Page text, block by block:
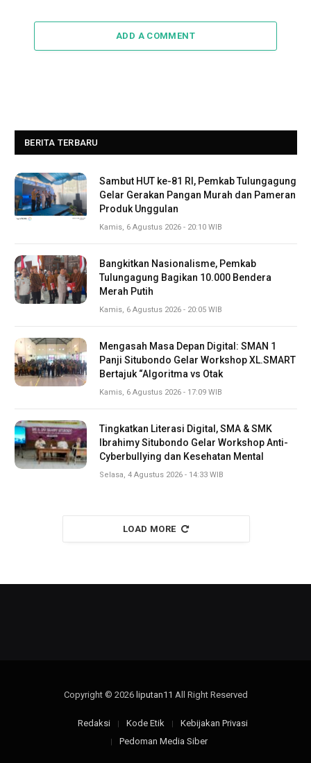
ADD A COMMENT
BERITA TERBARU
Sambut HUT ke-81 RI, Pemkab Tulungagung
Gelar Gerakan Pangan Murah dan Pameran
Produk Unggulan
Kamis, 6 Agustus 2026 - 20:10 WIB
Bangkitkan Nasionalisme, Pemkab
Tulungagung Bagikan 10.000 Bendera
Merah Putih
Kamis, 6 Agustus 2026 - 20:05 WIB
Mengasah Masa Depan Digital: SMAN 1
Panji Situbondo Gelar Workshop XL.SMART
Bertajuk “Algoritma vs Otak
Kamis, 6 Agustus 2026 - 17:09 WIB
Tingkatkan Literasi Digital, SMA & SMK
Ibrahimy Situbondo Gelar Workshop Anti-
Cyberbullying dan Kesehatan Mental
Selasa, 4 Agustus 2026 - 14:33 WIB
LOAD MORE
Copyright © 2026 liputan11 All Right Reserved
Redaksi Kode Etik
Kebijakan Privasi
Pedoman Media Siber